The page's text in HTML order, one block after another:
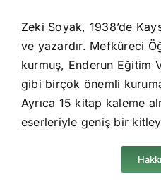
Zeki Soyak, 1938’de
ve yazardır. Mefkûreci
kurmuş, Enderun Eğitim
gibi birçok önemli
Ayrıca 15 kitap kaleme
eserleriyle geniş bir